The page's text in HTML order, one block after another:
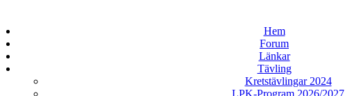
Hem
Forum
Länkar
Tävling
Kretstävlingar 2024
LPK-Program 2026/2027